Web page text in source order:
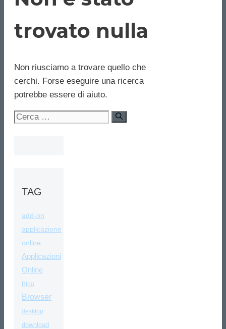
trovato nulla
Non riusciamo a trovare quello che
cerchi. Forse eseguire una ricerca
potrebbe essere di aiuto.
Ricerca
TAG
add-on
applicazione
online
Applicazioni
Online
Blog
Browser
desktop
download